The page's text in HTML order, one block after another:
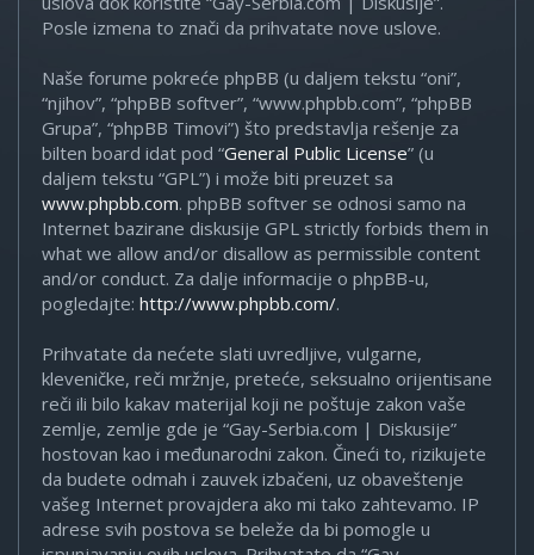
Posle izmena to znači da prihvatate nove uslove.
Naše forume pokreće phpBB (u daljem tekstu “oni”,
“njihov”, “phpBB softver”, “www.phpbb.com”, “phpBB
Grupa”, “phpBB Timovi”) što predstavlja rešenje za
bilten board idat pod “General Public License” (u
daljem tekstu “GPL”) i može biti preuzet sa
www.phpbb.com. phpBB softver se odnosi samo na
Internet bazirane diskusije GPL strictly forbids them in
what we allow and/or disallow as permissible content
and/or conduct. Za dalje informacije o phpBB-u,
pogledajte: http://www.phpbb.com/.
Prihvatate da nećete slati uvredljive, vulgarne,
kleveničke, reči mržnje, preteće, seksualno orijentisane
reči ili bilo kakav materijal koji ne poštuje zakon vaše
zemlje, zemlje gde je “Gay-Serbia.com | Diskusije”
hostovan kao i međunarodni zakon. Čineći to, rizikujete
da budete odmah i zauvek izbačeni, uz obaveštenje
vašeg Internet provajdera ako mi tako zahtevamo. IP
adrese svih postova se beleže da bi pomogle u